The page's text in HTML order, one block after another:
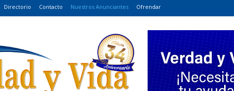
Directorio Contacto Nuestros Anunciantes Ofrendar